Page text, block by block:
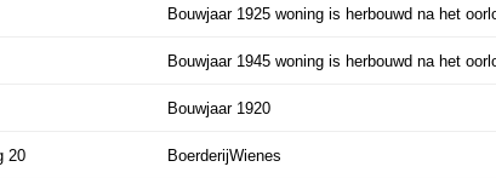
Bouwjaar 1925 woning is herbouwd na het
Bouwjaar 1945 woning is herbouwd na het
Bouwjaar 1920
20 BoerderijWienes